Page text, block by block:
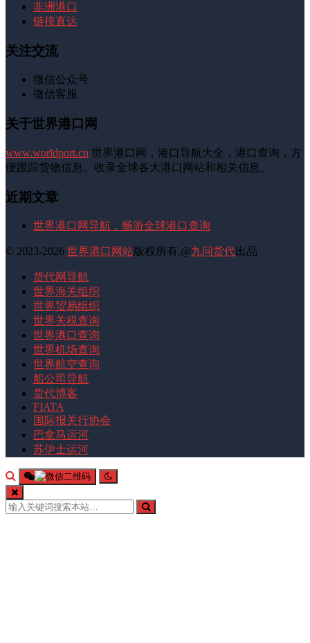
非洲港口
链接直达
关注交流
微信公众号
微信客服
关于世界港口网
www.worldport.cn 世界港口网，港口导航大全，港口查询，方
便跟踪货物信息。收录全球各大港口网站和相关信息。
近期文章
世界港口网导航，畅游全球港口查询
© 2023-2026 世界港口网站版权所有.@九问货代出品
货代网导航
世界海关组织
世界贸易组织
世界关税查询
世界港口查询
世界机场查询
世界航空查询
船公司导航
货代博客
FIATA
国际报关行协会
巴拿马运河
苏伊士运河